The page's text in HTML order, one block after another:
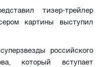
тизер-трейлер
картины выступил
российского
который вступает